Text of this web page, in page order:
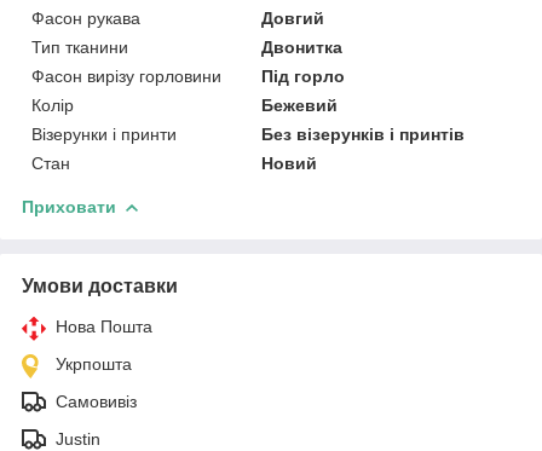
Фасон рукава
Довгий
Тип тканини
Двонитка
Фасон вирізу горловини
Під горло
Колір
Бежевий
Візерунки і принти
Без візерунків і принтів
Стан
Новий
Приховати
Умови доставки
Нова Пошта
Укрпошта
Самовивіз
Justin